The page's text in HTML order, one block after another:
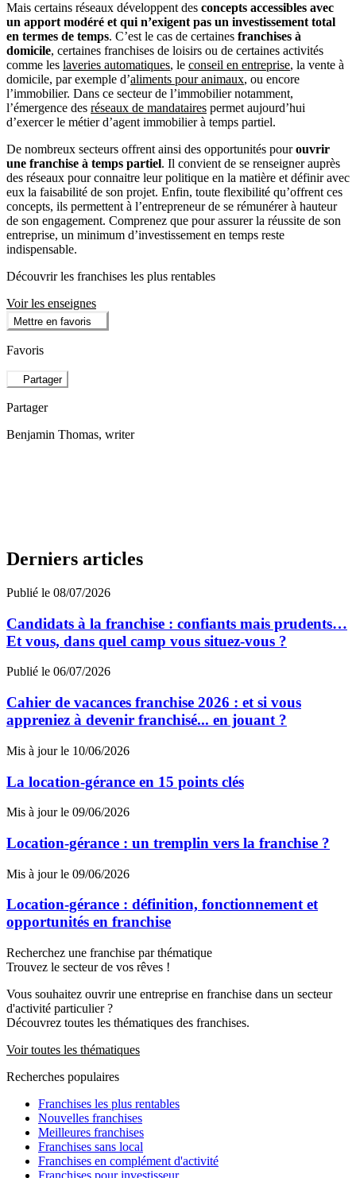
Mais certains réseaux développent des concepts accessibles avec
un apport modéré et qui n’exigent pas un investissement total
en termes de temps. C’est le cas de certaines franchises à
domicile, certaines franchises de loisirs ou de certaines activités
comme les laveries automatiques, le conseil en entreprise, la vente à
domicile, par exemple d’aliments pour animaux, ou encore
l’immobilier. Dans ce secteur de l’immobilier notamment,
l’émergence des réseaux de mandataires permet aujourd’hui
d’exercer le métier d’agent immobilier à temps partiel.
De nombreux secteurs offrent ainsi des opportunités pourouvrir
une franchise à temps partiel. Il convient de se renseigner auprès
des réseaux pour connaitre leur politique en la matière et définir avec
eux la faisabilité de son projet. Enfin, toute flexibilité qu’offrent ces
concepts, ils permettent à l’entrepreneur de se rémunérer à hauteur
de son engagement. Comprenez que pour assurer la réussite de son
entreprise, un minimum d’investissement en temps reste
indispensable.
Découvrir les franchises les plus rentables
Voir les enseignes
Mettre en favoris
Favoris
Partager
Partager
Benjamin Thomas, writer
Derniers articles
Publié le 08/07/2026
Candidats à la franchise : confiants mais prudents…
Et vous, dans quel camp vous situez-vous ?
Publié le 06/07/2026
Cahier de vacances franchise 2026 : et si vous
appreniez à devenir franchisé... en jouant ?
Mis à jour le 10/06/2026
La location-gérance en 15 points clés
Mis à jour le 09/06/2026
Location-gérance : un tremplin vers la franchise ?
Mis à jour le 09/06/2026
Location-gérance : définition, fonctionnement et
opportunités en franchise
Recherchez une franchise par thématique
Trouvez le secteur de vos rêves !
Vous souhaitez ouvrir une entreprise en franchise dans un secteur
d'activité particulier ?
Découvrez toutes les thématiques des franchises.
Voir toutes les thématiques
Recherches populaires
Franchises les plus rentables
Nouvelles franchises
Meilleures franchises
Franchises sans local
Franchises en complément d'activité